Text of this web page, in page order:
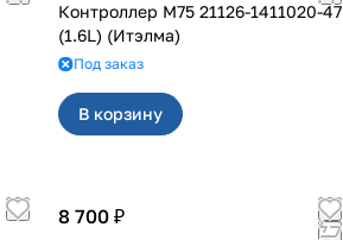
Контроллер М75 21126-1411020-47
(1.6L) (Итэлма)
Под заказ
В корзину
8 700 ₽